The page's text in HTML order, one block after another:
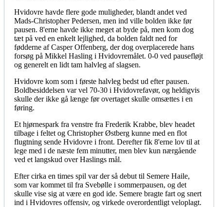
Hvidovre havde flere gode muligheder, blandt andet ved
Mads-Christopher Pedersen, men ind ville bolden ikke før
pausen. 8'erne havde ikke meget at byde på, men kom dog
tæt på ved en enkelt lejlighed, da bolden faldt ned for
fødderne af Casper Offenberg, der dog overplacerede hans
forsøg på Mikkel Hasling i Hvidovremålet. 0-0 ved pausefløjt
og generelt en lidt tam halvleg af slagsen.
Hvidovre kom som i første halvleg bedst ud efter pausen.
Boldbesiddelsen var vel 70-30 i Hvidovrefavør, og heldigvis
skulle der ikke gå længe før overtaget skulle omsættes i en
føring.
Et hjørnespark fra venstre fra Frederik Krabbe, blev headet
tilbage i feltet og Christopher Østberg kunne med en flot
flugtning sende Hvidovre i front. Derefter fik 8'erne lov til at
lege med i de næste fem minutter, men blev kun nærgående
ved et langskud over Haslings mål.
Efter cirka en times spil var der så debut til Semere Haile,
som var kommet til fra Svebølle i sommerpausen, og det
skulle vise sig at være en god ide. Semere bragte fart og snert
ind i Hvidovres offensiv, og virkede overordentligt veloplagt.